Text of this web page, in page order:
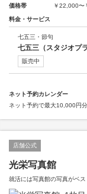
価格帯
￥22,000〜
料金・サービス
七五三・節句
七五三（スタジオプラ
販売中
ネット予約カレンダー
ネット予約で最大10,000円
店舗公式
光栄写真館
就活には写真館の写真がベ